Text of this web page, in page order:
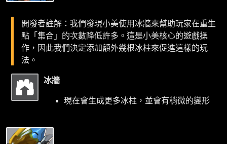
開發者註解：我們發現小美使用冰牆來幫助玩家在重生
點「集合」的次數降低許多。這是小美核心的遊戲操
作，因此我們決定添加額外幾根冰柱來促進這樣的玩
法。
冰牆
現在會生成更多冰柱，並會有稍微的變形